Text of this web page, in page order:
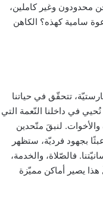
نفسها، لكنّنا نحمل هذا الكنز في آنية من خزف (راجع 2 قورنتس 4، 7)، ونحن محدودون وغير كاملين،
سامية كهذه؟ الكاهن
تتحقّق في حياتنا
في داخلنا النّعمة التي
والأخوات. لنبقَ متّحدين
بجهود فرديّة، ستظهر
فالصّلاة، والخدمة،
هذا يصير أماكن مميّزة